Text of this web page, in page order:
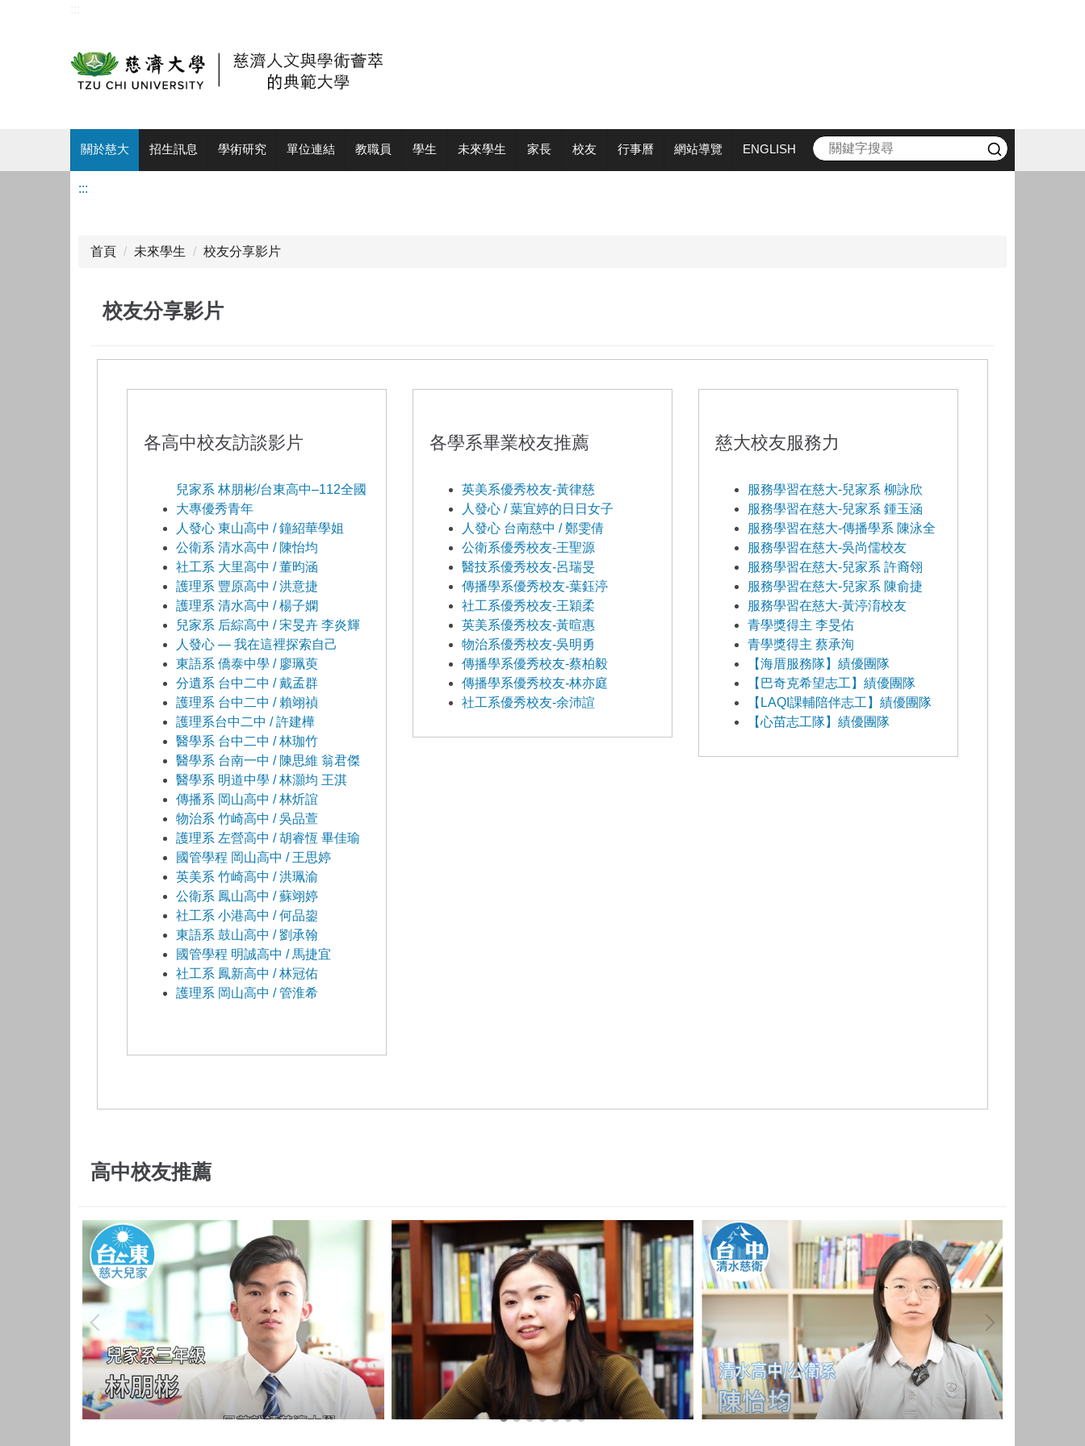
關於慈大 招生訊息 學術研究 單位連結 教職員 學生 未來學生 家長 校友 行事曆 網站導覽 ENGLISH
:::
首頁 未來學生 校友分享影片
校友分享影片
各高中校友訪談影片
兒家系 林朋彬/台東高中–112全國
大專優秀青年
人發心 東山高中 / 鐘紹華學姐
公衛系 清水高中 / 陳怡均
社工系 大里高中 / 董昀涵
護理系 豐原高中 / 洪意捷
護理系 清水高中 / 楊子嫻
兒家系 后綜高中 / 宋旻卉 李炎輝
人發心 — 我在這裡探索自己
東語系 僑泰中學 / 廖珮萸
分遺系 台中二中 / 戴孟群
護理系 台中二中 / 賴翊禎
護理系台中二中 / 許建樺
醫學系 台中二中 / 林珈竹
醫學系 台南一中 / 陳思維 翁君傑
醫學系 明道中學 / 林灝均 王淇
傳播系 岡山高中 / 林炘誼
物治系 竹崎高中 / 吳品萱
護理系 左營高中 / 胡睿恆 畢佳瑜
國管學程 岡山高中 / 王思婷
英美系 竹崎高中 / 洪珮渝
公衛系 鳳山高中 / 蘇翊婷
社工系 小港高中 / 何品鋆
東語系 鼓山高中 / 劉承翰
國管學程 明誠高中 / 馬捷宜
社工系 鳳新高中 / 林冠佑
護理系 岡山高中 / 管淮希
各學系畢業校友推薦
英美系優秀校友-黃律慈
人發心 / 葉宜婷的日日女子
人發心 台南慈中 / 鄭雯倩
公衛系優秀校友-王聖源
醫技系優秀校友-呂瑞旻
傳播學系優秀校友-葉鈺渟
社工系優秀校友-王穎柔
英美系優秀校友-黃暄惠
物治系優秀校友-吳明勇
傳播學系優秀校友-蔡柏毅
傳播學系優秀校友-林亦庭
社工系優秀校友-余沛諠
慈大校友服務力
服務學習在慈大-兒家系 柳詠欣
服務學習在慈大-兒家系 鍾玉涵
服務學習在慈大-傳播學系 陳泳全
服務學習在慈大-吳尚儒校友
服務學習在慈大-兒家系 許裔翎
服務學習在慈大-兒家系 陳俞捷
服務學習在慈大-黃渟淯校友
青學獎得主 李旻佑
青學獎得主 蔡承洵
【海厝服務隊】績優團隊
【巴奇克希望志工】績優團隊
【LAQI課輔陪伴志工】績優團隊
【心苗志工隊】績優團隊
高中校友推薦